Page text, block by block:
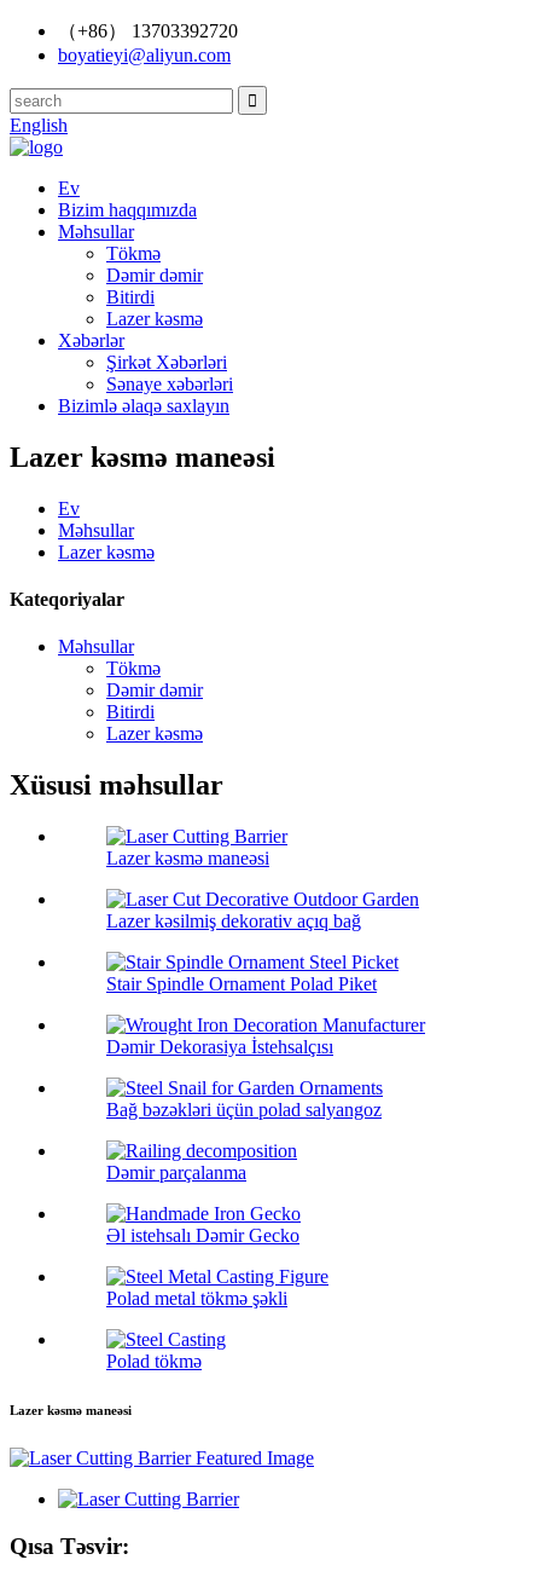
（+86） 13703392720
boyatieyi@aliyun.com
English
Ev
Bizim haqqımızda
Məhsullar
Tökmə
Dəmir dəmir
Bitirdi
Lazer kəsmə
Xəbərlər
Şirkət Xəbərləri
Sənaye xəbərləri
Bizimlə əlaqə saxlayın
Lazer kəsmə maneəsi
Ev
Məhsullar
Lazer kəsmə
Kateqoriyalar
Məhsullar
Tökmə
Dəmir dəmir
Bitirdi
Lazer kəsmə
Xüsusi məhsullar
Lazer kəsmə maneəsi
Lazer kəsilmiş dekorativ açıq bağ
Stair Spindle Ornament Polad Piket
Dəmir Dekorasiya İstehsalçısı
Bağ bəzəkləri üçün polad salyangoz
Dəmir parçalanma
Əl istehsalı Dəmir Gecko
Polad metal tökmə şəkli
Polad tökmə
Lazer kəsmə maneəsi
Qısa Təsvir: